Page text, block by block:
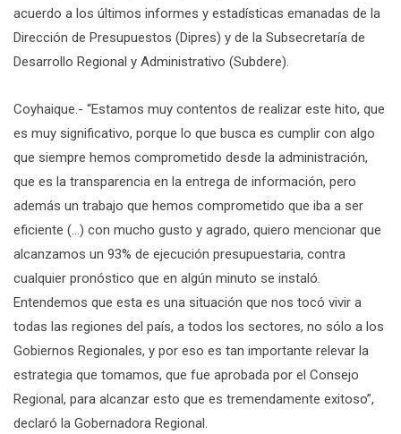
acuerdo a los últimos informes y estadísticas emanadas de la
Dirección de Presupuestos (Dipres) y de la Subsecretaría de
Desarrollo Regional y Administrativo (Subdere).
Coyhaique.- “Estamos muy contentos de realizar este hito, que
es muy significativo, porque lo que busca es cumplir con algo
que siempre hemos comprometido desde la administración,
que es la transparencia en la entrega de información, pero
además un trabajo que hemos comprometido que iba a ser
eficiente (…) con mucho gusto y agrado, quiero mencionar que
alcanzamos un 93% de ejecución presupuestaria, contra
cualquier pronóstico que en algún minuto se instaló.
Entendemos que esta es una situación que nos tocó vivir a
todas las regiones del país, a todos los sectores, no sólo a los
Gobiernos Regionales, y por eso es tan importante relevar la
estrategia que tomamos, que fue aprobada por el Consejo
Regional, para alcanzar esto que es tremendamente exitoso”,
declaró la Gobernadora Regional.